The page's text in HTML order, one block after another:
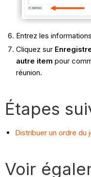
Entrez les
Cliquez sur
autre item pour
réunion.
Étapes
Distribuer un ordre du
Voir